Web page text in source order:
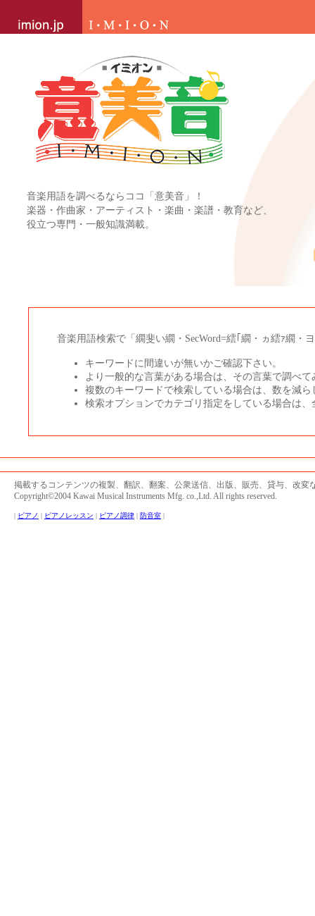
音楽用語を調べるならココ「意美音」！
楽器・作曲家・アーティスト・楽曲・楽譜・教育など、
役立つ専門・一般知識満載。
音楽用語検索で「繝斐い繝・SecWord=繧｢繝・ヵ繧ｧ繝・
キーワードに間違いが無いかご確認下さい。
より一般的な言葉がある場合は、その言葉で調べて
複数のキーワードで検索している場合は、数を減ら
検索オプションでカテゴリ指定をしている場合は
掲載するコンテンツの複製、翻訳、翻案、公衆送信、出版、販売、貸与、改変
Copyright©2004 Kawai Musical Instruments Mfg. co.,Ltd. All rights reserved.
ピアノ ピアノレッスン ピアノ調律 防音室